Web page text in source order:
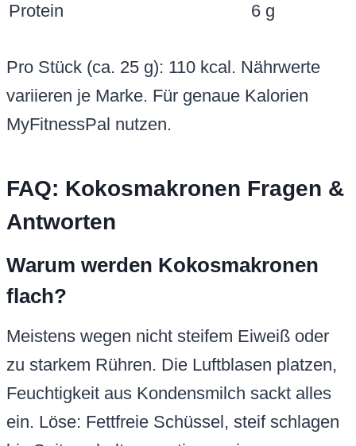
Protein
6 g
Pro Stück (ca. 25 g): 110 kcal. Nährwerte
variieren je Marke. Für genaue Kalorien
MyFitnessPal nutzen.
FAQ: Kokosmakronen Fragen &
Antworten
Warum werden Kokosmakronen
flach?
Meistens wegen nicht steifem Eiweiß oder
zu starkem Rühren. Die Luftblasen platzen,
Feuchtigkeit aus Kondensmilch sackt alles
ein. Löse: Fettfreie Schüssel, steif schlagen